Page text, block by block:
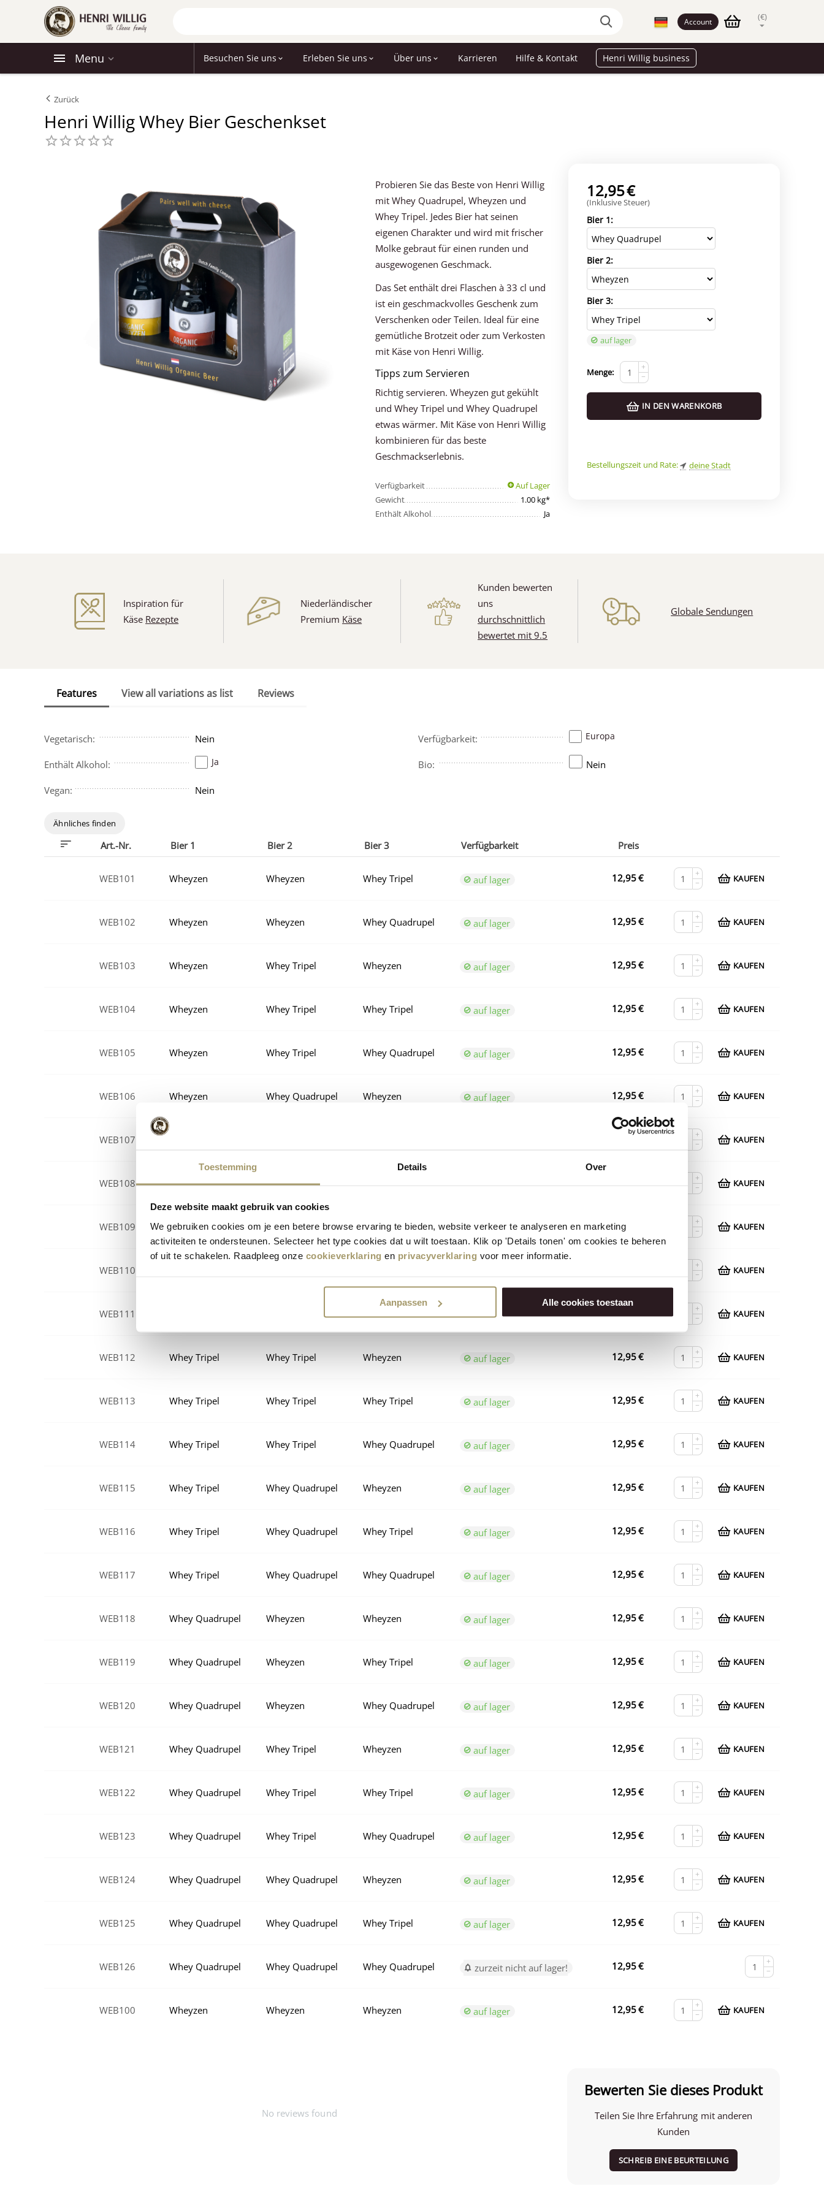
Toestemming Details Over
Deze website maakt gebruik van cookies
We gebruiken cookies om je een betere browse ervaring te bieden, website verkeer te analyseren en marketing
activiteiten te ondersteunen. Selecteer het type cookies dat u wilt toestaan. Klik op 'Details tonen' om cookies te beheren
of uit te schakelen. Raadpleeg onze cookieverklaring en privacyverklaring voor meer informatie.
Aanpassen Alle cookies toestaan
Account (€)
Menu Besuchen Sie uns Erleben Sie uns Über uns Karrieren Hilfe & Kontakt Henri Willig business
Zurück
Henri Willig Whey Bier Geschenkset
Probieren Sie das Beste von Henri Willig
mit Whey Quadrupel, Wheyzen und
Whey Tripel. Jedes Bier hat seinen
eigenen Charakter und wird mit frischer
Molke gebraut für einen runden und
ausgewogenen Geschmack.
Das Set enthält drei Flaschen à 33 cl und
ist ein geschmackvolles Geschenk zum
Verschenken oder Teilen. Ideal für eine
gemütliche Brotzeit oder zum Verkosten
mit Käse von Henri Willig.
Tipps zum Servieren
Richtig servieren. Wheyzen gut gekühlt
und Whey Tripel und Whey Quadrupel
etwas wärmer. Mit Käse von Henri Willig
kombinieren für das beste
Geschmackserlebnis.
Verfügbarkeit
Auf Lager
Gewicht
1.00 kg*
Enthält Alkohol
Ja
12,95€
(Inklusive Steuer)
Bier 1:
Bier 2:
Bier 3:
auf lager
Menge:
+
−
IN DEN WARENKORB
Bestellungszeit und Rate: deine Stadt
Inspiration für
Käse Rezepte
Niederländischer
Premium Käse
Kunden bewerten
uns
durchschnittlich
bewertet mit 9.5
Globale Sendungen
Features View all variations as list Reviews
Vegetarisch: Nein
Enthält Alkohol: Ja
Vegan: Nein
Verfügbarkeit: Europa
Bio: Nein
Ähnliches finden
Art.-Nr. Bier 1 Bier 2 Bier 3 Verfügbarkeit Preis
WEB101 Wheyzen Wheyzen Whey Tripel auf lager 12,95€
+
−
KAUFEN
WEB102 Wheyzen Wheyzen Whey Quadrupel auf lager 12,95€
+
−
KAUFEN
WEB103 Wheyzen Whey Tripel Wheyzen auf lager 12,95€
+
−
KAUFEN
WEB104 Wheyzen Whey Tripel Whey Tripel auf lager 12,95€
+
−
KAUFEN
WEB105 Wheyzen Whey Tripel Whey Quadrupel auf lager 12,95€
+
−
KAUFEN
WEB106 Wheyzen Whey Quadrupel Wheyzen auf lager 12,95€
+
−
KAUFEN
WEB107 12,95
+
−
KAUFEN
WEB108 Wheyzen Whey Quadrupel
+
−
KAUFEN
WEB109 Whey Tripel Wheyzen Wheyzen auf lager 12,95
+
−
KAUFEN
WEB110
+
−
KAUFEN
WEB111 Whey Quadrupel auf lager 12,95€
+
−
KAUFEN
WEB112 Whey Tripel Whey Tripel Wheyzen auf lager 12,95€
+
−
KAUFEN
WEB113 Whey Tripel Whey Tripel Whey Tripel auf lager 12,95€
+
−
KAUFEN
WEB114 Whey Tripel Whey Tripel Whey Quadrupel auf lager 12,95€
+
−
KAUFEN
WEB115 Whey Tripel Whey Quadrupel Wheyzen auf lager 12,95€
+
−
KAUFEN
WEB116 Whey Tripel Whey Quadrupel Whey Tripel auf lager 12,95€
+
−
KAUFEN
WEB117 Whey Tripel Whey Quadrupel Whey Quadrupel auf lager 12,95€
+
−
KAUFEN
WEB118 Whey Quadrupel Wheyzen Wheyzen auf lager 12,95€
+
−
KAUFEN
WEB119 Whey Quadrupel Wheyzen Whey Tripel auf lager 12,95€
+
−
KAUFEN
WEB120 Whey Quadrupel Wheyzen Whey Quadrupel auf lager 12,95€
+
−
KAUFEN
WEB121 Whey Quadrupel Whey Tripel Wheyzen auf lager 12,95€
+
−
KAUFEN
WEB122 Whey Quadrupel Whey Tripel Whey Tripel auf lager 12,95€
+
−
KAUFEN
WEB123 Whey Quadrupel Whey Tripel Whey Quadrupel auf lager 12,95€
+
−
KAUFEN
WEB124 Whey Quadrupel Whey Quadrupel Wheyzen auf lager 12,95€
+
−
KAUFEN
WEB125 Whey Quadrupel Whey Quadrupel Whey Tripel auf lager 12,95€
+
−
KAUFEN
WEB126 Whey Quadrupel Whey Quadrupel Whey Quadrupel zurzeit nicht auf lager! 12,95€
+
−
WEB100 Wheyzen Wheyzen Wheyzen auf lager 12,95€
+
−
KAUFEN
No reviews found
Bewerten Sie dieses Produkt
Teilen Sie Ihre Erfahrung mit anderen
Kunden
SCHREIB EINE BEURTEILUNG